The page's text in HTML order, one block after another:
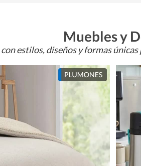
Muebles y
estilos, diseños y formas